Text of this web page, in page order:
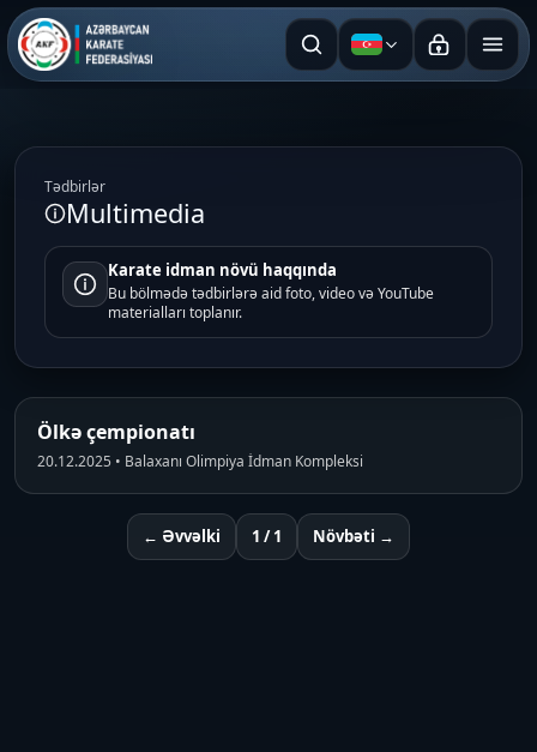
Azərbaycan dili
Tədbirlər
Multimedia
Karate idman növü haqqında
Bu bölmədə tədbirlərə aid foto, video və YouTube
materialları toplanır.
Ölkə çempionatı
20.12.2025 • Balaxanı Olimpiya İdman Kompleksi
← Əvvəlki 1 / 1 Növbəti →